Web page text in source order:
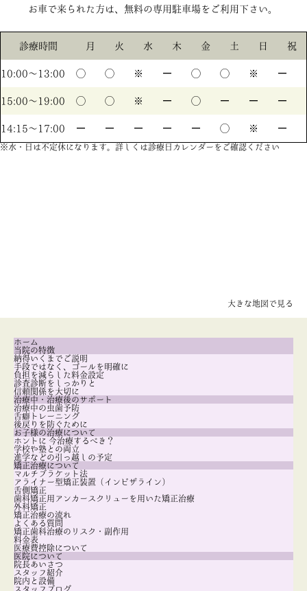
お車で来られた方は、無料の専用駐車場をご利用下さい。
診療時間 月 火 水 木 金 土 日 祝
10:00〜13:00 ◯ ◯ ※ ー ◯ ◯ ※ ー
15:00〜19:00 ◯ ◯ ※ ー ◯ ー ー ー
14:15〜17:00 ー ー ー ー ー ◯ ※ ー
※水・日は不定休になります。詳しくは診療日カレンダーをご確認ください
大きな地図で見る
ホーム
当院の特徴
納得いくまでご説明
手段ではなく、ゴールを明確に
負担を減らした料金設定
診査診断をしっかりと
信頼関係を大切に
治療中・治療後のサポート
治療中の虫歯予防
舌癖トレーニング
後戻りを防ぐために
お子様の治療について
ホントに 今治療するべき？
学校や塾との両立
進学などの引っ越しの予定
矯正治療について
マルチブラケット法
アライナー型矯正装置（インビザライン）
舌側矯正
歯科矯正用アンカースクリューを用いた矯正治療
外科矯正
矯正治療の流れ
よくある質問
矯正歯科治療のリスク・副作用
料金表
医療費控除について
医院について
院長あいさつ
スタッフ紹介
院内と設備
スタッフブログ